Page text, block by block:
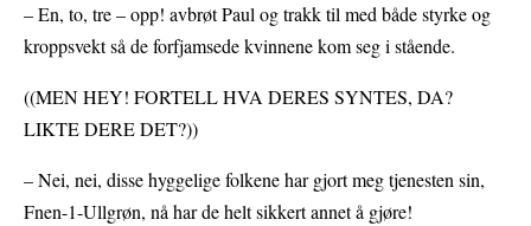
– En, to, tre – opp! avbrøt Paul og trakk til med både styrke og
kroppsvekt så de forfjamsede kvinnene kom seg i stående.
((MEN HEY! FORTELL HVA DERES SYNTES, DA?
LIKTE DERE DET?))
– Nei, nei, disse hyggelige folkene har gjort meg tjenesten sin,
Fnen-1-Ullgrøn, nå har de helt sikkert annet å gjøre!